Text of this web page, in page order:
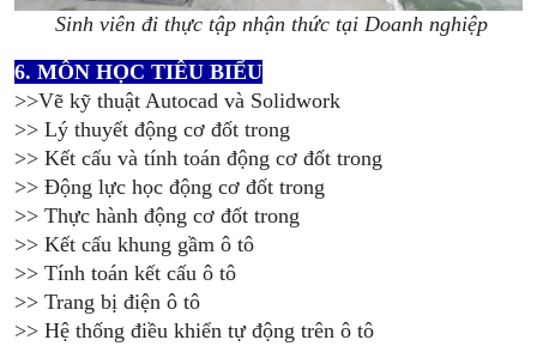
Sinh viên đi thực tập nhận thức tại Doanh nghiệp
6. MÔN HỌC TIÊU BIỂU
>>Vẽ kỹ thuật Autocad và Solidwork
>> Lý thuyết động cơ đốt trong
>> Kết cấu và tính toán động cơ đốt trong
>> Động lực học động cơ đốt trong
>> Thực hành động cơ đốt trong
>> Kết cấu khung gầm ô tô
>> Tính toán kết cấu ô tô
>> Trang bị điện ô tô
>> Hệ thống điều khiển tự động trên ô tô